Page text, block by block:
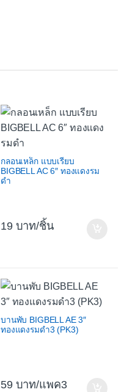
กลอนเหล็ก แบบเรียบ
BIGBELL AC 6″ ทองแดงรม
ดำ
19 /ชิ้น
บานพับ BIGBELL AE 3″
ทองแดงรมดำ3 (PK3)
59 /แพค3